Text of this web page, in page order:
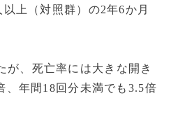
上（対照群）の2年6か月
、死亡率には大きな開き
、年間18回分未満でも3.5倍